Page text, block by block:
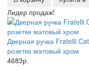
Лидер продаж!
Дверная ручка Fratelli
розетке матовый хром
4683р.